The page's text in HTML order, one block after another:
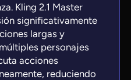
Kling 2.1 Master
significativamente
largas y
personajes
acciones
reduciendo